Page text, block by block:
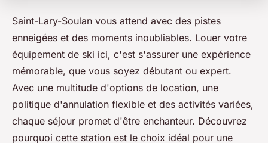
Saint-Lary-Soulan vous attend avec des pistes
enneigées et des moments inoubliables. Louer votre
équipement de ski ici, c'est s'assurer une expérience
mémorable, que vous soyez débutant ou expert.
Avec une multitude d'options de location, une
politique d'annulation flexible et des activités variées,
chaque séjour promet d'être enchanteur. Découvrez
pourquoi cette station est le choix idéal pour une